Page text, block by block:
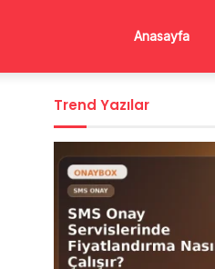
Anasayfa
Trend Yazılar